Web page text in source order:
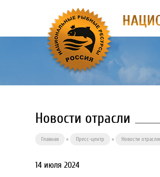
Новости отрасли
Главная » Пресс-центр » Новости отрасли
14 июля 2024